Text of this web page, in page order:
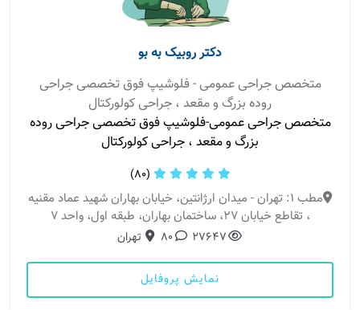
دکتر روبیک به بو
متخصص جراحی عمومی - فلوشیپ فوق تخصصی جراحی
روده بزرگ و مقعد ، جراحی کولورکتال
متخصص جراحی عمومی-فلوشیپ فوق تخصصی جراحی روده
بزرگ و مقعد ، جراحی کولورکتال
(80)
مطب 1: تهران - میدان ارژانتین، خیابان بهاران شهید عماد مقنیه
، تقاطع خیابان 27، ساختمان بهاران، طبقه اول، واحد 7
27647
80 تهران
نمایش پروفایل